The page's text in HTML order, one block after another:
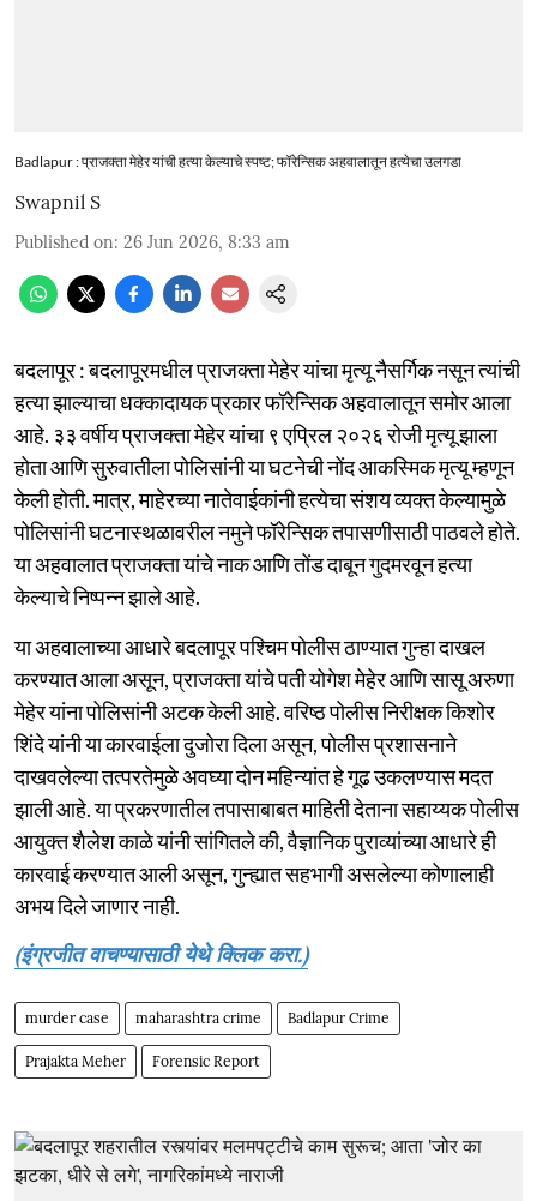
Badlapur : प्राजक्ता मेहेर यांची हत्या केल्याचे स्पष्ट; फॉरेन्सिक अहवालातून हत्येचा उलगडा
Swapnil S
Published on: 26 Jun 2026, 8:33 am
बदलापूर : बदलापूरमधील प्राजक्ता मेहेर यांचा मृत्यू नैसर्गिक नसून त्यांची
हत्या झाल्याचा धक्कादायक प्रकार फॉरेन्सिक अहवालातून समोर आला
आहे. ३३ वर्षीय प्राजक्ता मेहेर यांचा ९ एप्रिल २०२६ रोजी मृत्यू झाला
होता आणि सुरुवातीला पोलिसांनी या घटनेची नोंद आकस्मिक मृत्यू म्हणून
केली होती. मात्र, माहेरच्या नातेवाईकांनी हत्येचा संशय व्यक्त केल्यामुळे
पोलिसांनी घटनास्थळावरील नमुने फॉरेन्सिक तपासणीसाठी पाठवले होते.
या अहवालात प्राजक्ता यांचे नाक आणि तोंड दाबून गुदमरवून हत्या
केल्याचे निष्पन्न झाले आहे.
या अहवालाच्या आधारे बदलापूर पश्चिम पोलीस ठाण्यात गुन्हा दाखल
करण्यात आला असून, प्राजक्ता यांचे पती योगेश मेहेर आणि सासू अरुणा
मेहेर यांना पोलिसांनी अटक केली आहे. वरिष्ठ पोलीस निरीक्षक किशोर
शिंदे यांनी या कारवाईला दुजोरा दिला असून, पोलीस प्रशासनाने
दाखवलेल्या तत्परतेमुळे अवघ्या दोन महिन्यांत हे गूढ उकलण्यास मदत
झाली आहे. या प्रकरणातील तपासाबाबत माहिती देताना सहाय्यक पोलीस
आयुक्त शैलेश काळे यांनी सांगितले की, वैज्ञानिक पुराव्यांच्या आधारे ही
कारवाई करण्यात आली असून, गुन्ह्यात सहभागी असलेल्या कोणालाही
अभय दिले जाणार नाही.
(इंग्रजीत वाचण्यासाठी येथे क्लिक करा.)
murder case maharashtra crime Badlapur Crime
Prajakta Meher Forensic Report